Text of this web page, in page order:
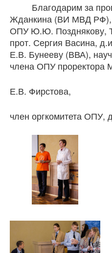
Благодарим за
Жданкина (ВИ МВД РФ),
ОПУ Ю.Ю. Позднякову,
прот. Сергия Васина,
Е.В. Бунееву (ВВА),
члена ОПУ проректора
Е.В. Фирстова,
член оргкомитета ОПУ,